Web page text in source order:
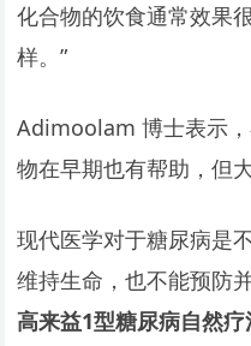
化合物的饮食通常效果
样。”
Adimoolam 博士表示
物在早期也有帮助，但
现代医学对于糖尿病是
维持生命，也不能预防
高来益1型糖尿病自然疗